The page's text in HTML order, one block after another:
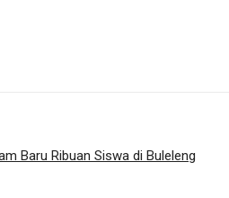
Baru Ribuan Siswa di Buleleng